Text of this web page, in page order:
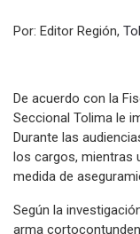
Por: Editor Región,
De acuerdo con la
Seccional Tolima le
Durante las
los cargos, mientras
medida de
Según la
arma